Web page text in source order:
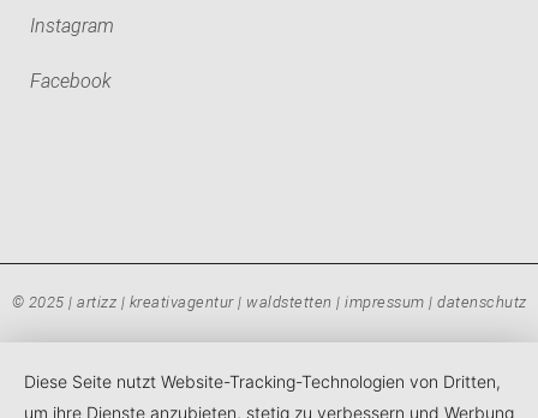
Instagram
Facebook
© 2025 | artizz | kreativagentur | waldstetten | impressum | datenschutz
Diese Seite nutzt Website-Tracking-Technologien von Dritten,
um ihre Dienste anzubieten, stetig zu verbessern und Werbung